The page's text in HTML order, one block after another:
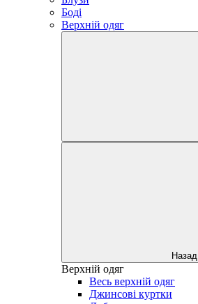
Боді
Верхній одяг
Назад
Верхній одяг
Весь верхній одяг
Джинсові куртки